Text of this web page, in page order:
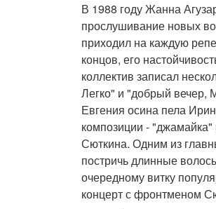
В 1988 году Жанна
прослушивание новых
приходил на каждую
концов, его
коллектив записал
Легко" и "добрый вечер,
Евгения осина пела
композиции - "джамайка"
Сюткина. Одним из
постричь длинные
очередному витку
концерт с фронтменом